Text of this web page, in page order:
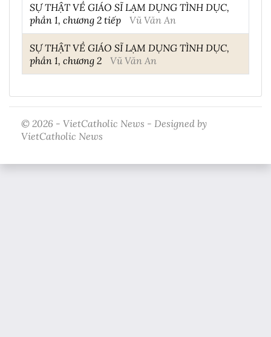
SỰ THẬT VỀ GIÁO SĨ LẠM DỤNG TÌNH DỤC,
phần 1, chương 2 tiếp
Vũ Văn An
SỰ THẬT VỀ GIÁO SĨ LẠM DỤNG TÌNH DỤC,
phần 1, chương 2
Vũ Văn An
© 2026 - VietCatholic News - Designed by
VietCatholic News